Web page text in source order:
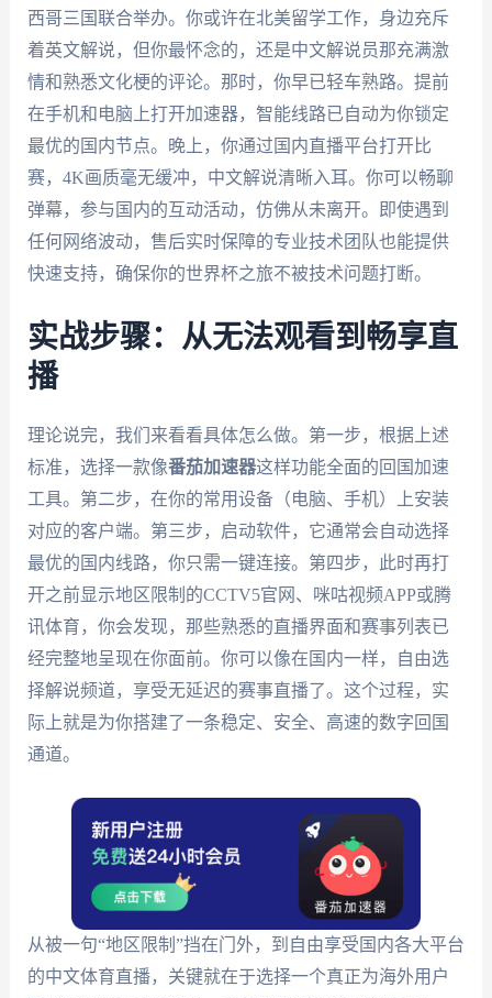
西哥三国联合举办。你或许在北美留学工作，身边充斥
着英文解说，但你最怀念的，还是中文解说员那充满激
情和熟悉文化梗的评论。那时，你早已轻车熟路。提前
在手机和电脑上打开加速器，智能线路已自动为你锁定
最优的国内节点。晚上，你通过国内直播平台打开比
赛，4K画质毫无缓冲，中文解说清晰入耳。你可以畅聊
弹幕，参与国内的互动活动，仿佛从未离开。即使遇到
任何网络波动，售后实时保障的专业技术团队也能提供
快速支持，确保你的世界杯之旅不被技术问题打断。
实战步骤：从无法观看到畅享直
播
理论说完，我们来看看具体怎么做。第一步，根据上述
标准，选择一款像番茄加速器这样功能全面的回国加速
工具。第二步，在你的常用设备（电脑、手机）上安装
对应的客户端。第三步，启动软件，它通常会自动选择
最优的国内线路，你只需一键连接。第四步，此时再打
开之前显示地区限制的CCTV5官网、咪咕视频APP或腾
讯体育，你会发现，那些熟悉的直播界面和赛事列表已
经完整地呈现在你面前。你可以像在国内一样，自由选
择解说频道，享受无延迟的赛事直播了。这个过程，实
际上就是为你搭建了一条稳定、安全、高速的数字回国
通道。
从被一句“地区限制”挡在门外，到自由享受国内各大平台
的中文体育直播，关键就在于选择一个真正为海外用户